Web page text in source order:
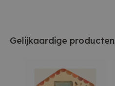
Gelijkaardige producten